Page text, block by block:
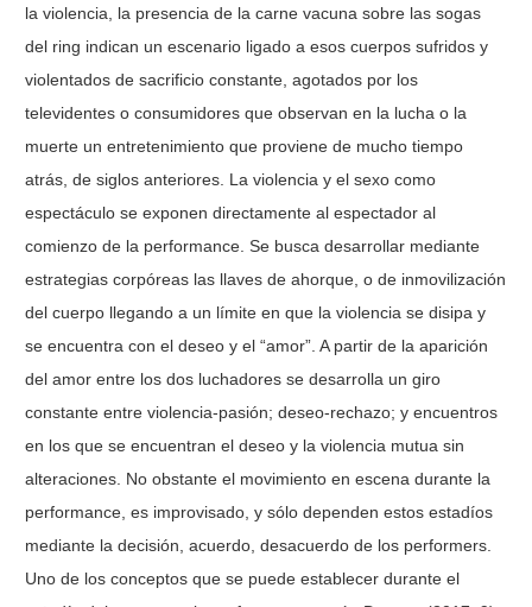
la violencia, la presencia de la carne vacuna sobre las sogas
del ring indican un escenario ligado a esos cuerpos sufridos y
violentados de sacrificio constante, agotados por los
televidentes o consumidores que observan en la lucha o la
muerte un entretenimiento que proviene de mucho tiempo
atrás, de siglos anteriores. La violencia y el sexo como
espectáculo se exponen directamente al espectador al
comienzo de la performance. Se busca desarrollar mediante
estrategias corpóreas las llaves de ahorque, o de inmovilización
del cuerpo llegando a un límite en que la violencia se disipa y
se encuentra con el deseo y el “amor”. A partir de la aparición
del amor entre los dos luchadores se desarrolla un giro
constante entre violencia-pasión; deseo-rechazo; y encuentros
en los que se encuentran el deseo y la violencia mutua sin
alteraciones. No obstante el movimiento en escena durante la
performance, es improvisado, y sólo dependen estos estadíos
mediante la decisión, acuerdo, desacuerdo de los performers.
Uno de los conceptos que se puede establecer durante el